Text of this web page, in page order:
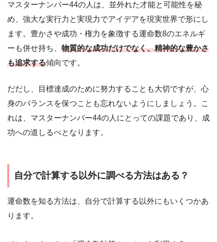
マスターナンバー44の人は、並外れた才能と可能性を秘
め、強大な実行力と実現力でアイデアを現実世界で形にし
ます。豊かさや成功・権力を象徴する運命数8のエネルギ
ーも併せ持ち、 物質的な成功だけでなく、精神的な豊かさ
も追求する傾向です。
だだし、目標達成のために努力することも大切ですが、心
身のバランスを保つことも忘れないようにしましょう。こ
れは、マスターナンバー44の人にとっての課題であり、成
功への道しるべとなります。
自分で計算する以外に調べる方法はある？
運命数を知る方法は、自分で計算する以外にもいくつかあ
ります。